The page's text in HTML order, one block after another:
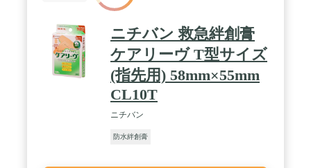
ニチバン 救急絆創膏
ケアリーヴ T型サイズ
(指先用) 58mm×55mm
CL10T
ニチバン
防水絆創膏